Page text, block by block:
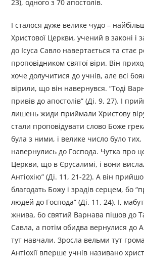
23), одного з 70 апостолів.
І сталося дуже велике чудо –
Христової Церкви, учений в законі і
до Ісуса Савло навертається та стає
проповідником святої віри. Він
хоче долучитися до учнів, але всі
вірили, що він навернувся. “Тоді
привів до апостолів” (Ді. 9, 27). І
лишень жиди приймали Христову
стали проповідувати слово Боже
була з ними, і велике число було
навернулись до Господа. Чутка про
Церкви, що в Єрусалимі, і вони
Антіохію” (Ді. 11, 21-22). А він
благодать Божу і зрадів серцем, бо
людей до Господа” (Ді. 11, 24). І,
жнива, бо святий Варнава пішов до
Савла, а потім обидва вернулися до
тут навчали. Зросла вельми тут
Антіохії вперше учнів називано